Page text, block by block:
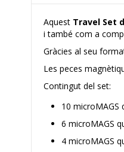
Aquest Travel Set
i també com a
Gràcies al seu
Les peces
Contingut del set:
10 microMAGS
6 microMAGS
4 microMAGS